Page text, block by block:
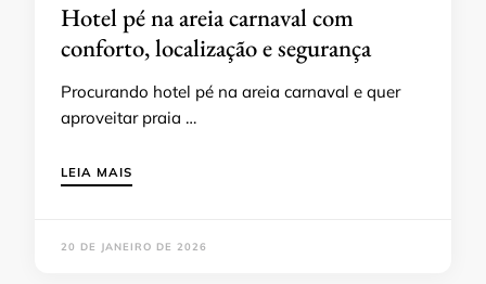
Hotel pé na areia carnaval com
conforto, localização e segurança
Procurando hotel pé na areia carnaval e quer
aproveitar praia …
LEIA MAIS
20 DE JANEIRO DE 2026